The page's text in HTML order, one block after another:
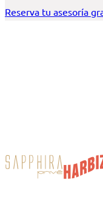
Reserva tu asesoría